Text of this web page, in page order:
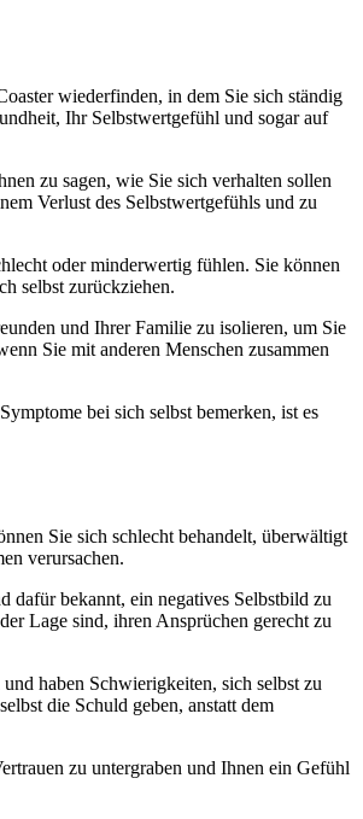
wiederfinden, in dem Sie sich ständig
Ihr Selbstwertgefühl und sogar auf
zu sagen, wie Sie sich verhalten sollen
Verlust des Selbstwertgefühls und zu
oder minderwertig fühlen. Sie können
selbst zurückziehen.
und Ihrer Familie zu isolieren, um Sie
Sie mit anderen Menschen zusammen
bei sich selbst bemerken, ist es
Sie sich schlecht behandelt, überwältigt
verursachen.
dafür bekannt, ein negatives Selbstbild zu
Lage sind, ihren Ansprüchen gerecht zu
haben Schwierigkeiten, sich selbst zu
die Schuld geben, anstatt dem
zu untergraben und Ihnen ein Gefühl